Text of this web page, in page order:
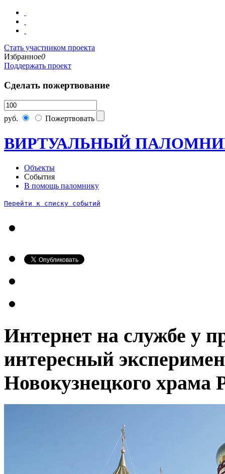
Стать участником проекта
Избранное0
Поддержать проект
Сделать пожертвование
руб. Пожертвовать
ВИРТУАЛЬНЫЙ
Объекты
События
В помощь паломнику
Перейти к списку событий
Интернет на службе у
интересный
Новокузнецкого храма